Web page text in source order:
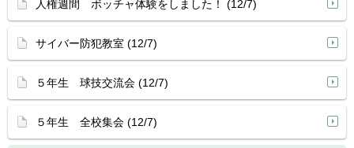
人権週間 ボッチャ体験をしました！ (12/7)
サイバー防犯教室 (12/7)
５年生 球技交流会 (12/7)
５年生 全校集会 (12/7)